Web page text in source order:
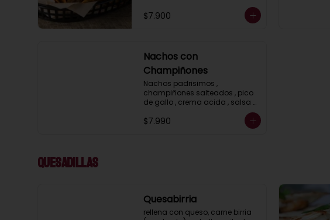
$7.900
Nachos con
Champiñones
Nachos padrisimos ,
champiñones salteados , pico
de gallo , crema acida , salsa
ciboulette
$7.990
Quesadillas
Quesabirria
rellena con queso, carne birria